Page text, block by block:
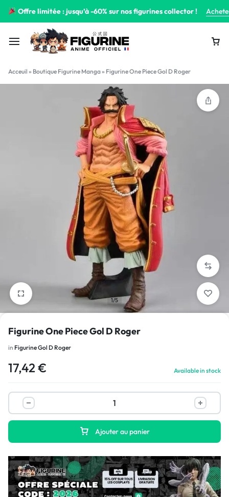
Offre limitée : jusqu’à -60% sur nos figurines collector !
Acceuil » Boutique Figurine Manga» Figurine One Piece Gol D Roger
1/5
Figurine One Piece Gol D Roger
in Figurine Gol D Roger
17,42 € Available in stock
Ajouter au panier